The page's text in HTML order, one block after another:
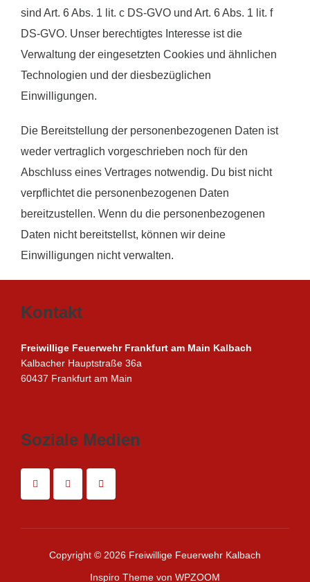
sind Art. 6 Abs. 1 lit. c DS-GVO und Art. 6 Abs. 1 lit. f
DS-GVO. Unser berechtigtes Interesse ist die
Verwaltung der eingesetzten Cookies und ähnlichen
Technologien und der diesbezüglichen
Einwilligungen.
Die Bereitstellung der personenbezogenen Daten ist
weder vertraglich vorgeschrieben noch für den
Abschluss eines Vertrages notwendig. Du bist nicht
verpflichtet die personenbezogenen Daten
bereitzustellen. Wenn du die personenbezogenen
Daten nicht bereitstellst, können wir deine
Einwilligungen nicht verwalten.
Kontakt
Freiwillige Feuerwehr Frankfurt am Main Kalbach
Kalbacher Hauptstraße 36a
60437 Frankfurt am Main
Soziale Medien
Copyright © 2026 Freiwillige Feuerwehr Kalbach
Inspiro Theme von WPZOOM